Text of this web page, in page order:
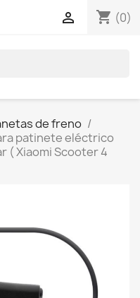
shopping_cart (0)

de freno
patinete eléctrico
( Xiaomi Scooter 4